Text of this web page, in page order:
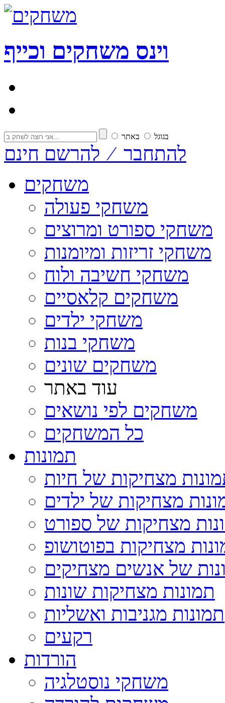
וינס משחקים וכייף
בגוגל באתר
להתחבר ⁄ להרשם חינם
משחקים
משחקי פעולה
משחקי ספורט ומרוצים
משחקי זריזות ומיומנות
משחקי חשיבה ולוח
משחקים קלאסיים
משחקי ילדים
משחקי בנות
משחקים שונים
עוד באתר
משחקים לפי נושאים
כל המשחקים
תמונות
מצחיקות של חיות
מצחיקות של ילדים
מצחיקות של ספורט
מצחיקות בפוטושופ
של אנשים מצחיקים
תמונות מצחיקות שונות
תמונות מגניבות ואשליות
רקעים
הורדות
משחקי נוסטלגיה